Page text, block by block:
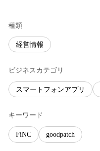
種類
経営情報
ビジネスカテゴリ
スマートフォンアプリ
キーワード
FiNC goodpatch